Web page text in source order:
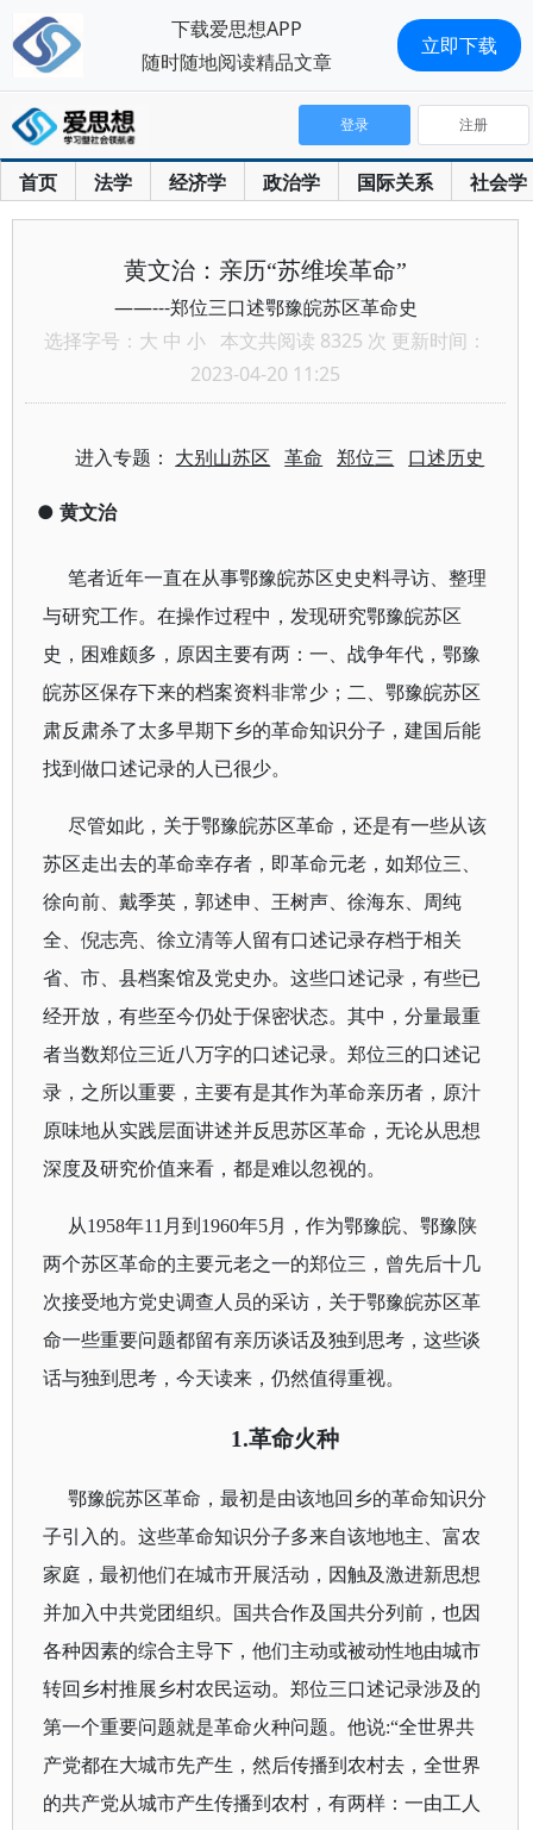
首页 法学 经济学 政治学 国际关系 社会学
登录 注册
黄文治：亲历“苏维埃革命”
——---郑位三口述鄂豫皖苏区革命史
选择字号： 大 中 小 本文共阅读 8325 次 更新时间：
2023-04-20 11:25
进入专题： 大别山苏区 革命 郑位三 口述历史
● 黄文治
笔者近年一直在从事鄂豫皖苏区史史料寻访、整理
与研究工作。在操作过程中，发现研究鄂豫皖苏区
史，困难颇多，原因主要有两：一、战争年代，鄂豫
皖苏区保存下来的档案资料非常少；二、鄂豫皖苏区
肃反肃杀了太多早期下乡的革命知识分子，建国后能
找到做口述记录的人已很少。
尽管如此，关于鄂豫皖苏区革命，还是有一些从该
苏区走出去的革命幸存者，即革命元老，如郑位三、
徐向前、戴季英，郭述申、王树声、徐海东、周纯
全、倪志亮、徐立清等人留有口述记录存档于相关
省、市、县档案馆及党史办。这些口述记录，有些已
经开放，有些至今仍处于保密状态。其中，分量最重
者当数郑位三近八万字的口述记录。郑位三的口述记
录，之所以重要，主要有是其作为革命亲历者，原汁
原味地从实践层面讲述并反思苏区革命，无论从思想
深度及研究价值来看，都是难以忽视的。
从1958年11 月到 1960年5月，作为鄂豫皖、鄂豫陕
两个苏区革命的主要元老之一的郑位三，曾先后十几
次接受地方党史调查人员的采访，关于鄂豫皖苏区革
命一些重要问题都留有亲历谈话及独到思考，这些谈
话与独到思考，今天读来，仍然值得重视。
1.革命火种
鄂豫皖苏区革命，最初是由该地回乡的革命知识分
子引入的。这些革命知识分子多来自该地地主、富农
家庭，最初他们在城市开展活动，因触及激进新思想
并加入中共党团组织。国共合作及国共分列前，也因
各种因素的综合主导下，他们主动或被动性地由城市
转回乡村推展乡村农民运动。郑位三口述记录涉及的
第一个重要问题就是革命火种问题。他说:“全世界共
产党都在大城市先产生，然后传播到农村去，全世界
的共产党从城市产生传播到农村，有两样：一由工人
下载爱思想APP
随时随地阅读精品文章
立即下载